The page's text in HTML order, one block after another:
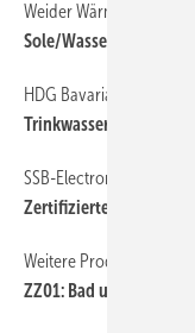
Weider Wärmepumpen
Sole/Wasser-
HDG Bavaria
Trinkwasser-
SSB-Electronic
Zertifizierte
Weitere Produkt-
ZZ01: Bad und